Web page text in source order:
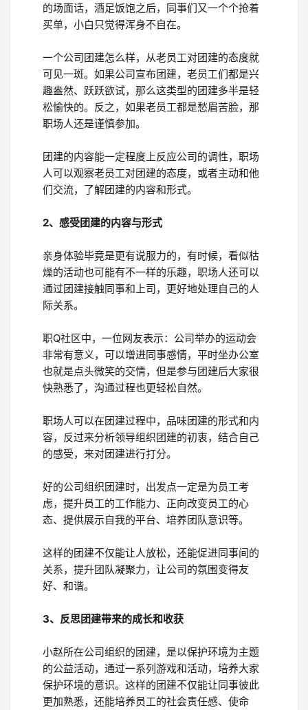
的场面话，酒足饭饱之后，同事们又一个个抢着
买单，小白只觉得浑身不自在。
一个公司团建怎么样，从老员工对团建的态度就
可见一斑。如果公司宣布团建，老员工们都是兴
趣盎然、跃跃欲试，那么这类型的团建多半是轻
松愉快的。反之，如果老员工都是愁眉苦脸，那
职场人还是谨慎参加。
团建的内容能一定程度上反应公司的调性，职场
人可以观察老员工对团建的态度，或者主动和他
们交流，了解团建的内容和形式。
2、感受团建的内容与形式
亲身体验毕竟是更有说服力的，有时候，看似枯
燥的活动也可能有不一样的乐趣，职场人还可以
通过团建接触同事和上司，更好地处理自己的人
际关系。
职Q社区中，一位网友表示：公司举办的运动会
非常有意义，可以增进同事感情，平时坐办公室
也就是点头微笑的交情，但是参与团建后大家很
快熟悉了，沟通过程也更轻松自然。
职场人可以在团建过程中，品味团建的形式和内
容，反过来分析领导组织团建的初衷，结合自己
的感受，来对团建进行打分。
好的公司组织团建时，出发点一定是为员工考
虑，提升员工的工作能力、正向改变员工的心
态、提供展示自我的平台、培养团队意识等。
这样的团建不仅能让人放松，还能促进同事间的
关系，提升团队凝聚力，让公司的氛围变得友
好、和谐。
3、反思团建带来的成长和收获
小赵所在公司组织的团建，是以保护环境为主题
的公益活动，通过一系列游戏和活动，培养大家
保护环境的意识。这样的团建不仅能让同事彼此
更加熟悉，还能培养员工的社会责任感、使命